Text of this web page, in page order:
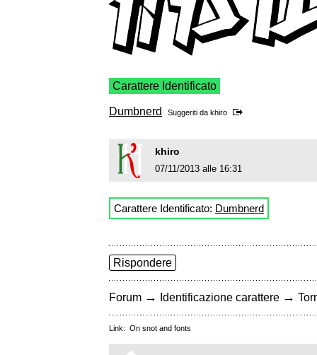
Carattere Identificato
Dumbnerd Suggeriti da khiro
khiro
07/11/2013 alle 16:31
Carattere Identificato: Dumbnerd
Rispondere
Forum → Identificazione carattere →
Link: On snot and fonts